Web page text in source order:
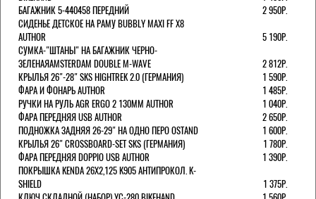
БАГАЖНИК 5-440458 ПЕРЕДНИЙ
2 950Р.
СИДЕНЬЕ ДЕТСКОЕ НА РАМУ BUBBLY MAXI FF X8
AUTHOR
5 190Р.
СУМКА-"ШТАНЫ" НА БАГАЖНИК ЧЕРНО-
ЗЕЛЕНАЯAMSTERDAM DOUBLE M-WAVE
2 812Р.
КРЫЛЬЯ 26"-28" SKS HIGHTREK 2.0 (ГЕРМАНИЯ)
1 590Р.
ФАРА И ФОНАРЬ AUTHOR
1 485Р.
РУЧКИ НА РУЛЬ AGR ERGO 2 130ММ AUTHOR
1 040Р.
ФАРА ПЕРЕДНЯЯ USB AUTHOR
2 650Р.
ПОДНОЖКА ЗАДНЯЯ 26-29" НА ОДНО ПЕРО OSTAND
1 600Р.
КРЫЛЬЯ 26" CROSSBOARD-SET SKS (ГЕРМАНИЯ)
1 780Р.
ФАРА ПЕРЕДНЯЯ DOPPIO USB AUTHOR
1 390Р.
ПОКРЫШКА KENDA 26Х2,125 K905 АНТИПРОКОЛ. K-
SHIELD
1 375Р.